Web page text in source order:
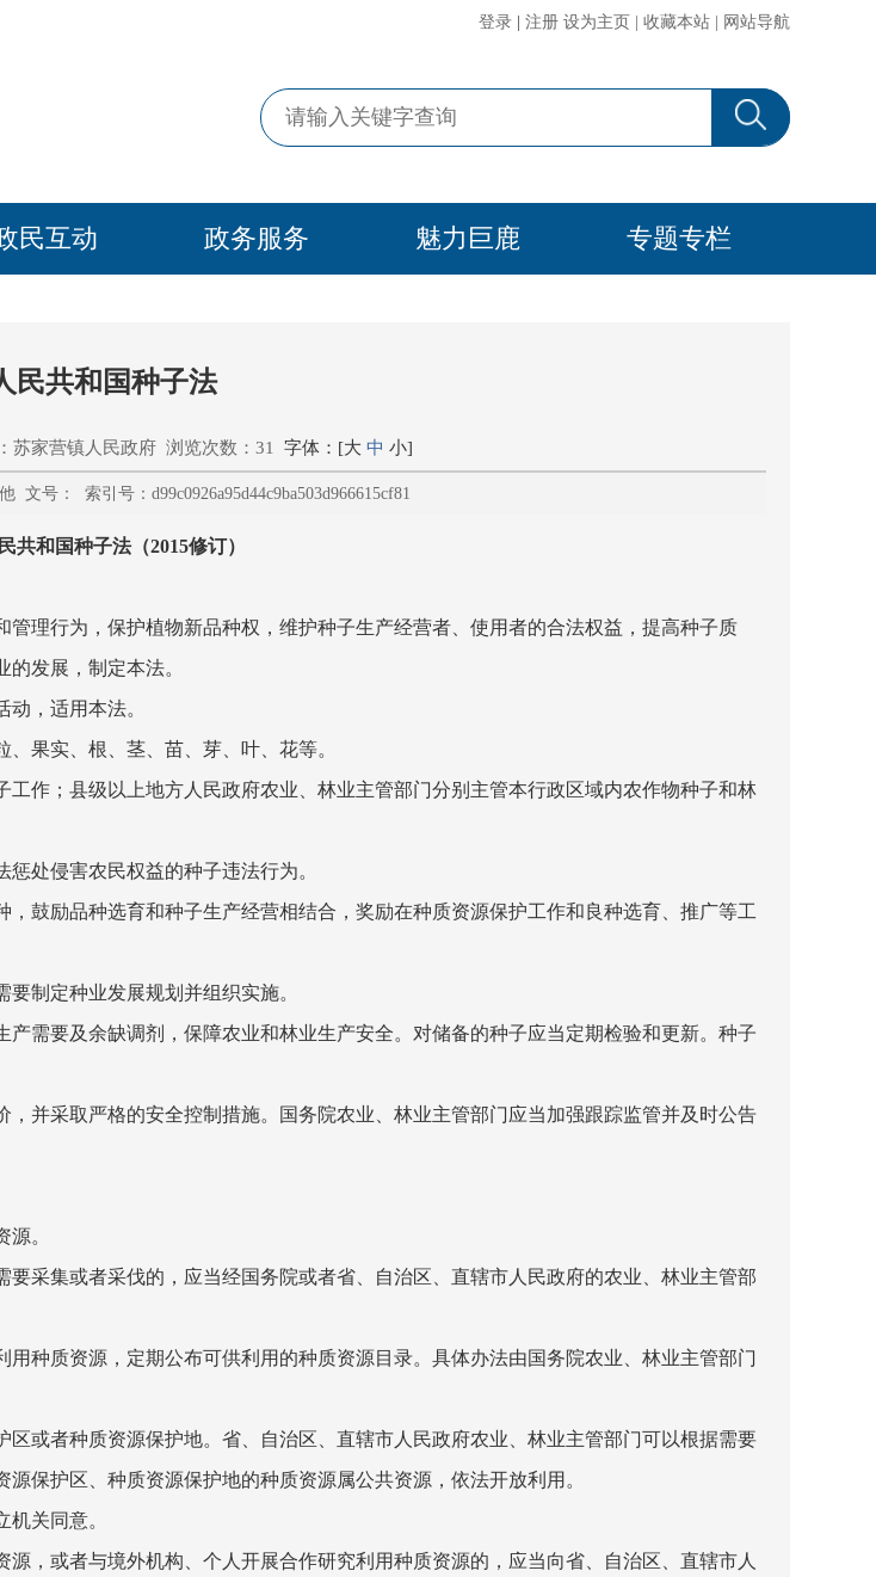
登录 注册 设为主页 收藏本站 网站导航
民互动 政务服务 魅力巨鹿 专题专栏
民共和国种子法
苏家营镇人民政府 浏览次数：31 字体：[大 中 小]
号： 索引号：d99c0926a95d44c9ba503d966615cf81
共和国种子法（2015修订）
行为，保护植物新品种权，维护种子生产经营者、使用者的合法权益，提高种子质
发展，制定本法。
，适用本法。
果实、根、茎、苗、芽、叶、花等。
；县级以上地方人民政府农业、林业主管部门分别主管本行政区域内农作物种子和林
处侵害农民权益的种子违法行为。
励品种选育和种子生产经营相结合，奖励在种质资源保护工作和良种选育、推广等工
制定种业发展规划并组织实施。
要及余缺调剂，保障农业和林业生产安全。对储备的种子应当定期检验和更新。种子
采取严格的安全控制措施。国务院农业、林业主管部门应当加强跟踪监管并及时公告
。
集或者采伐的，应当经国务院或者省、自治区、直辖市人民政府的农业、林业主管部
质资源，定期公布可供利用的种质资源目录。具体办法由国务院农业、林业主管部门
者种质资源保护地。省、自治区、直辖市人民政府农业、林业主管部门可以根据需要
保护区、种质资源保护地的种质资源属公共资源，依法开放利用。
关同意。
或者与境外机构、个人开展合作研究利用种质资源的，应当向省、自治区、直辖市人